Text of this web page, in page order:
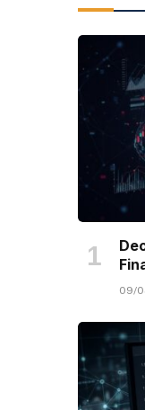
09/